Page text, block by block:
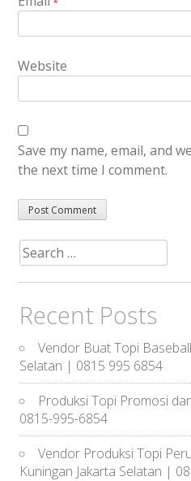
*
Website
Save my name, email, and
the next time I comment.
Search
for:
Recent Posts
Vendor Buat Topi
Selatan | 0815 995 6854
Produksi Topi Promosi
0815-995-6854
Vendor Produksi Topi
Kuningan Jakarta Selatan |